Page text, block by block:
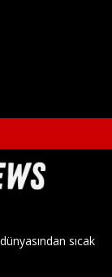
sıcak